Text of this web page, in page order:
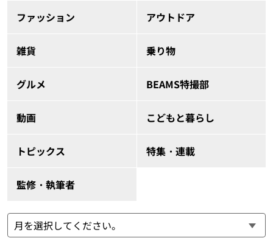
ファッション アウトドア
雑貨 乗り物
グルメ BEAMS特撮部
動画 こどもと暮らし
トピックス 特集・連載
監修・執筆者